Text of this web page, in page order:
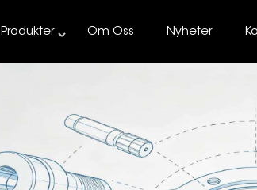
Produkter Om Oss Nyheter